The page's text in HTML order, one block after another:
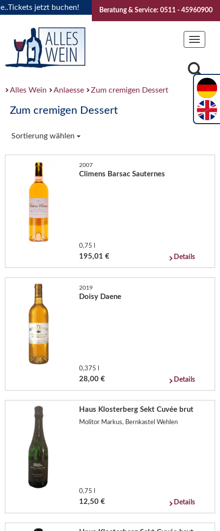
jetzt buchen! "Das Sommerfest 2026" Vive la
Beratung & Service: 0511 - 45960900
Toggle
Alles Wein Anlaesse Zum cremigen Dessert
Zum cremigen Dessert
Sortierung wählen
2007
Climens Barsac Sauternes
0,75 l
195,01 € Details
2019
Doisy Daene
0,375 l
28,00 € Details
Haus Klosterberg Sekt Cuvée brut
Molitor Markus, Bernkastel Wehlen
0,75 l
12,50 € Details